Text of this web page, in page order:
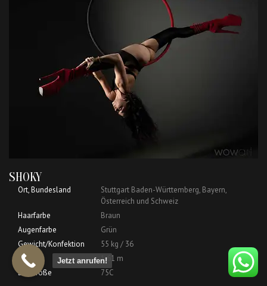
SHOKY
Ort, Bundesland
Stuttgart Baden-Württemberg, Bayern,
Österreich und Schweiz
Haarfarbe
Braun
Augenfarbe
Grün
Gewicht/Konfektion
55 kg / 36
Größe
1,61 m
BH-Größe
75C
Jetzt anrufen!